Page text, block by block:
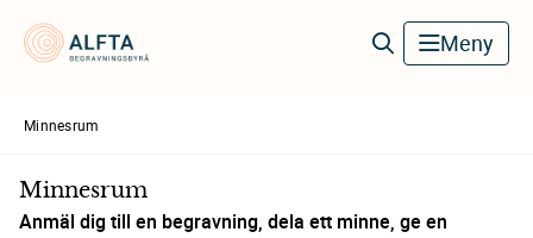
Meny
Minnesrum
Minnesrum
Anmäl dig till en begravning, dela ett minne, ge en